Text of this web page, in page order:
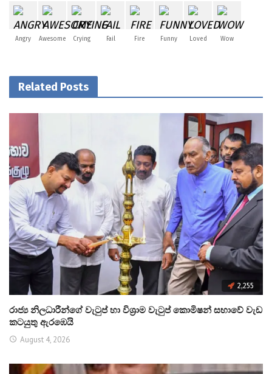
Angry Awesome Crying Fail Fire Funny Loved Wow
Related Posts
2,255
රාජ්‍ය නිලධාරීන්ගේ වැටුප් හා විශ්‍රාම වැටුප් කොමිෂන් සභාවේ වැඩ
කටයුතු ඇරඹෙයි
August 4, 2026